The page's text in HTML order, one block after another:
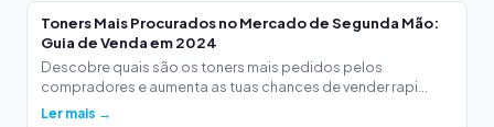
Toners Mais Procurados no Mercado de Segunda Mão:
Guia de Venda em 2024
Descobre quais são os toners mais pedidos pelos
compradores e aumenta as tuas chances de vender rapi...
Ler mais →